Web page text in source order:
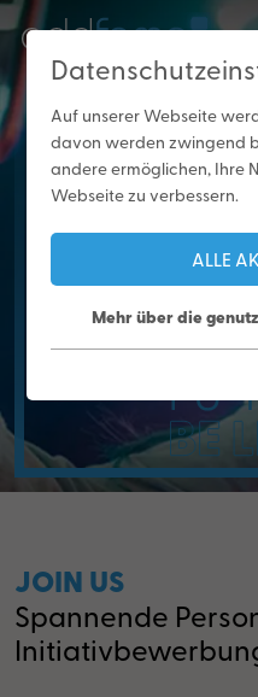
Be part
of
JOIN US
Spannende
Auf unserer Webseite
davon werden zwingend
andere ermöglichen, Ihre
Webseite zu verbessern.
ALLE
Mehr über die